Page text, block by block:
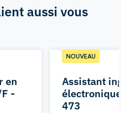
aussi vous
en
-
Assistant
473
NOUVEAU